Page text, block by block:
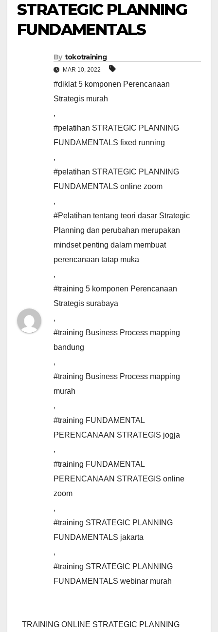
STRATEGIC PLANNING
FUNDAMENTALS
By tokotraining
MAR 10, 2022
#diklat 5 komponen Perencanaan
Strategis murah
,
#pelatihan STRATEGIC PLANNING
FUNDAMENTALS fixed running
,
#pelatihan STRATEGIC PLANNING
FUNDAMENTALS online zoom
,
#Pelatihan tentang teori dasar Strategic
Planning dan perubahan merupakan
mindset penting dalam membuat
perencanaan tatap muka
,
#training 5 komponen Perencanaan
Strategis surabaya
,
#training Business Process mapping
bandung
,
#training Business Process mapping
murah
,
#training FUNDAMENTAL
PERENCANAAN STRATEGIS jogja
,
#training FUNDAMENTAL
PERENCANAAN STRATEGIS online
zoom
,
#training STRATEGIC PLANNING
FUNDAMENTALS jakarta
,
#training STRATEGIC PLANNING
FUNDAMENTALS webinar murah
TRAINING ONLINE STRATEGIC PLANNING